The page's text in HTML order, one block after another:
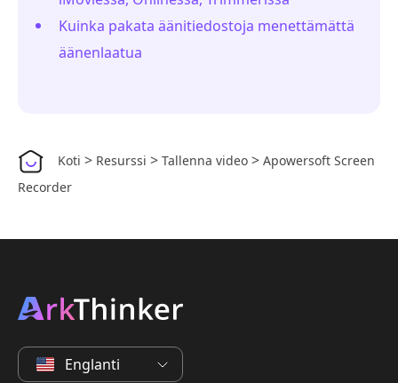
Kuinka pakata äänitiedostoja menettämättä
äänenlaatua
Koti > Resurssi > Tallenna video > Apowersoft Screen
Recorder
Englanti